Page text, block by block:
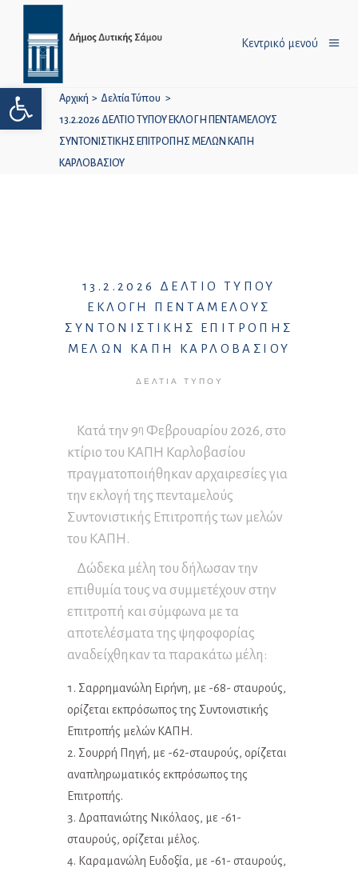
Ανοίξτε τη γραμμή εργαλείων
Κεντρικό μενού
Αρχική > Δελτία Τύπου >
13.2.2026 ΔΕΛΤΙΟ ΤΥΠΟΥ ΕΚΛΟΓΗ ΠΕΝΤΑΜΕΛΟΥΣ
ΣΥΝΤΟΝΙΣΤΙΚΗΣ ΕΠΙΤΡΟΠΗΣ ΜΕΛΩΝ ΚΑΠΗ
ΚΑΡΛΟΒΑΣΙΟΥ
13.2.2026 ΔΕΛΤΙΟ ΤΥΠΟΥ
ΕΚΛΟΓΗ ΠΕΝΤΑΜΕΛΟΥΣ
ΣΥΝΤΟΝΙΣΤΙΚΗΣ ΕΠΙΤΡΟΠΗΣ
ΜΕΛΩΝ ΚΑΠΗ ΚΑΡΛΟΒΑΣΙΟΥ
ΔΕΛΤΊΑ ΤΎΠΟΥ
Κατά την 9η Φεβρουαρίου 2026, στο
κτίριο του ΚΑΠΗ Καρλοβασίου
πραγματοποιήθηκαν αρχαιρεσίες για
την εκλογή της πενταμελούς
Συντονιστικής Επιτροπής των μελών
του ΚΑΠΗ.
Δώδεκα μέλη του δήλωσαν την
επιθυμία τους να συμμετέχουν στην
επιτροπή και σύμφωνα με τα
αποτελέσματα της ψηφοφορίας
αναδείχθηκαν τα παρακάτω μέλη:
Σαρρημανώλη Ειρήνη, με -68- σταυρούς,
ορίζεται εκπρόσωπος της Συντονιστικής
Επιτροπής μελών ΚΑΠΗ.
Σουρρή Πηγή, με -62-σταυρούς, ορίζεται
αναπληρωματικός εκπρόσωπος της
Επιτροπής.
Δραπανιώτης Νικόλαος, με -61-
σταυρούς, ορίζεται μέλος.
Καραμανώλη Ευδοξία, με -61- σταυρούς,